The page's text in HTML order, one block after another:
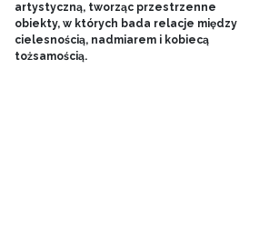
artystyczną, tworząc przestrzenne
obiekty, w których bada relacje między
cielesnością, nadmiarem i kobiecą
tożsamością.